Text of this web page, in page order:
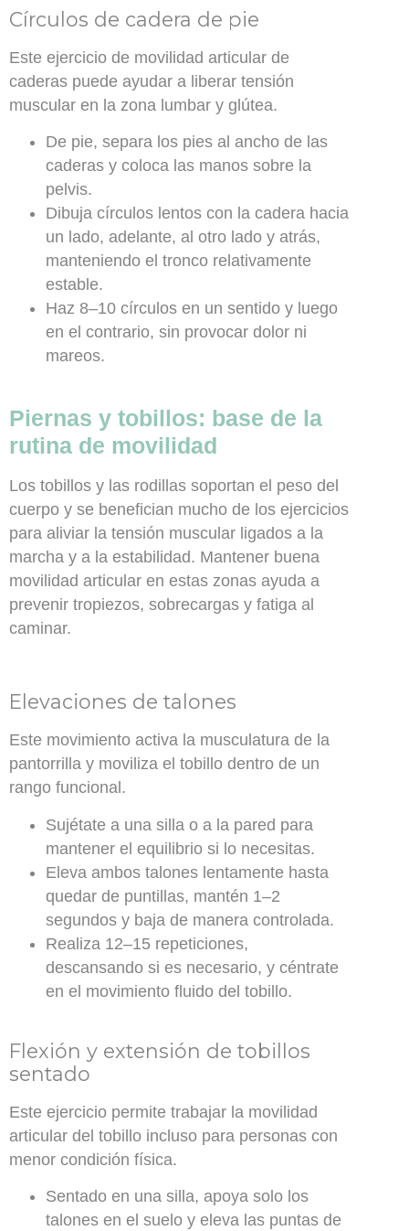
Círculos de cadera de pie
Este ejercicio de movilidad articular de
caderas puede ayudar a liberar tensión
muscular en la zona lumbar y glútea.
De pie, separa los pies al ancho de las
caderas y coloca las manos sobre la
pelvis.
Dibuja círculos lentos con la cadera hacia
un lado, adelante, al otro lado y atrás,
manteniendo el tronco relativamente
estable.
Haz 8–10 círculos en un sentido y luego
en el contrario, sin provocar dolor ni
mareos.
Piernas y tobillos: base de la
rutina de movilidad
Los tobillos y las rodillas soportan el peso del
cuerpo y se benefician mucho de los ejercicios
para aliviar la tensión muscular ligados a la
marcha y a la estabilidad. Mantener buena
movilidad articular en estas zonas ayuda a
prevenir tropiezos, sobrecargas y fatiga al
caminar.
Elevaciones de talones
Este movimiento activa la musculatura de la
pantorrilla y moviliza el tobillo dentro de un
rango funcional.
Sujétate a una silla o a la pared para
mantener el equilibrio si lo necesitas.
Eleva ambos talones lentamente hasta
quedar de puntillas, mantén 1–2
segundos y baja de manera controlada.
Realiza 12–15 repeticiones,
descansando si es necesario, y céntrate
en el movimiento fluido del tobillo.
Flexión y extensión de tobillos
sentado
Este ejercicio permite trabajar la movilidad
articular del tobillo incluso para personas con
menor condición física.
Sentado en una silla, apoya solo los
talones en el suelo y eleva las puntas de